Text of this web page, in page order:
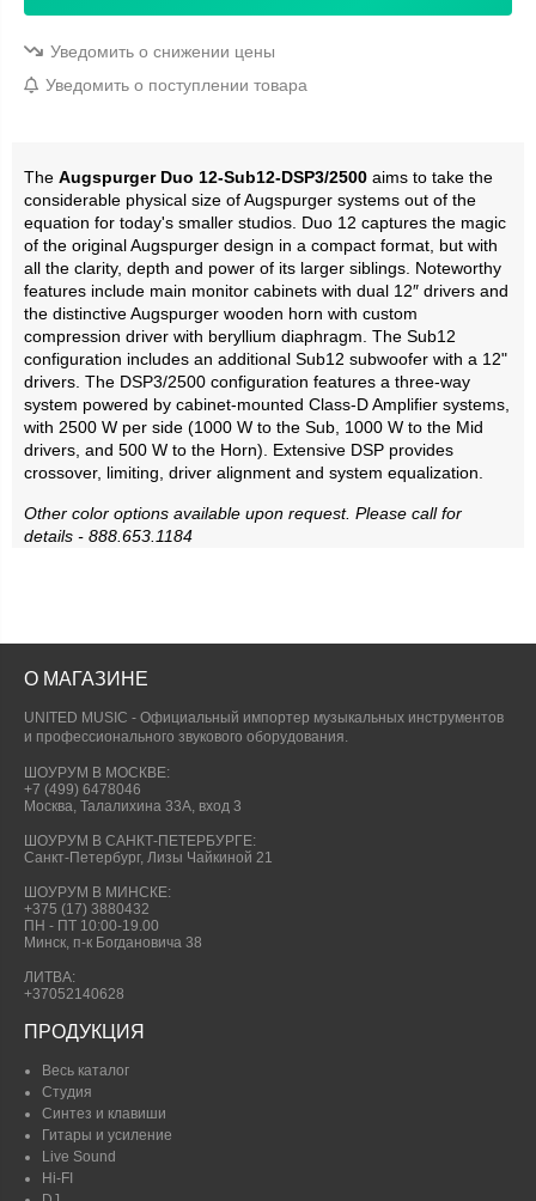
Уведомить о снижении цены
Уведомить о поступлении товара
The Augspurger Duo 12-Sub12-DSP3/2500 aims to take the
considerable physical size of Augspurger systems out of the
equation for today's smaller studios. Duo 12 captures the magic
of the original Augspurger design in a compact format, but with
all the clarity, depth and power of its larger siblings. Noteworthy
features include main monitor cabinets with dual 12″ drivers and
the distinctive Augspurger wooden horn with custom
compression driver with beryllium diaphragm. The Sub12
configuration includes an additional Sub12 subwoofer with a 12"
drivers. The DSP3/2500 configuration features a three-way
system powered by cabinet-mounted Class-D Amplifier systems,
with 2500 W per side (1000 W to the Sub, 1000 W to the Mid
drivers, and 500 W to the Horn). Extensive DSP provides
crossover, limiting, driver alignment and system equalization.
Other color options available upon request. Please call for
details - 888.653.1184
О МАГАЗИНЕ
UNITED MUSIC - Официальный импортер музыкальных инструментов
и профессионального звукового оборудования.
ШОУРУМ В МОСКВЕ:
+7 (499) 6478046
Москва, Талалихина 33А, вход 3
ШОУРУМ В САНКТ-ПЕТЕРБУРГЕ:
Санкт-Петербург, Лизы Чайкиной 21
ШОУРУМ В МИНСКЕ:
+375 (17) 3880432
ПН - ПТ 10:00-19.00
Минск, п-к Богдановича 38
ЛИТВА:
+37052140628
ПРОДУКЦИЯ
Весь каталог
Студия
Синтез и клавиши
Гитары и усиление
Live Sound
Hi-FI